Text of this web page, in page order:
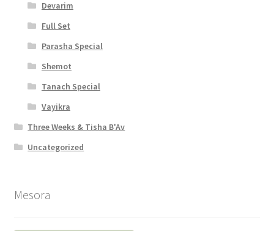
b
i
l
i
t
y
Devarim
Full Set
Parasha Special
Shemot
Tanach Special
Vayikra
Three Weeks & Tisha B'Av
Uncategorized
Mesora